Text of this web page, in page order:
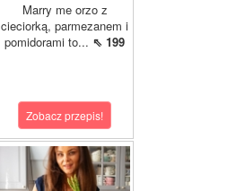
Marry me orzo z
cieciorką, parmezanem i
pomidorami to... ⇖ 199
Zobacz przepis!